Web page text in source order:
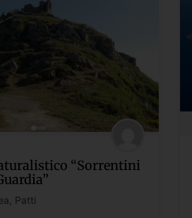
“Sorrentini
Patti